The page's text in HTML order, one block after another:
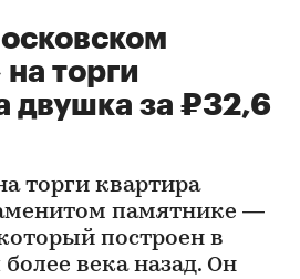
торги
двушка за ₽32,6
торги квартира
памятнике —
построен в
века назад. Он